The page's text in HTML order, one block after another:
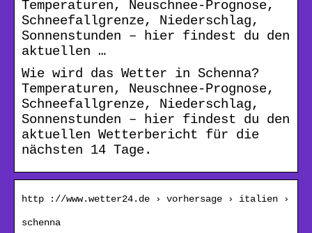
Temperaturen, Neuschnee-Prognose,
Schneefallgrenze, Niederschlag,
Sonnenstunden – hier findest du den
aktuellen …
Wie wird das Wetter in Schenna?
Temperaturen, Neuschnee-Prognose,
Schneefallgrenze, Niederschlag,
Sonnenstunden – hier findest du den
aktuellen Wetterbericht für die
nächsten 14 Tage.
http ://www.wetter24.de › vorhersage › italien ›
schenna